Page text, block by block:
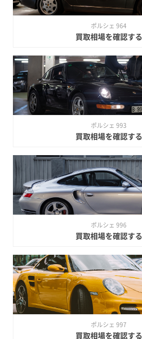
ポルシェ 964
買取相場を確認する
ポルシェ 993
買取相場を確認する
ポルシェ 996
買取相場を確認する
ポルシェ 997
買取相場を確認する